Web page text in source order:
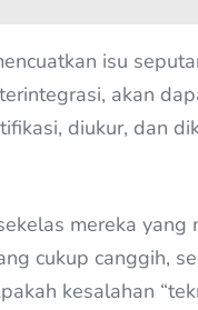
isu
akan
diukur, dan
mereka
cukup canggih,
kesalahan